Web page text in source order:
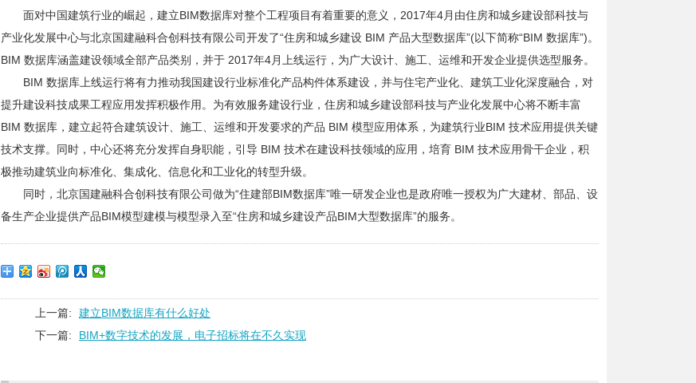
面对中国建筑行业的崛起，建立BIM数据库对整个工程项目有着重要的意义，2017年4月由住房和城乡建设部科技与
产业化发展中心与北京国建融科合创科技有限公司开发了“住房和城乡建设 BIM 产品大型数据库”(以下简称“BIM 数据库”)。
BIM 数据库涵盖建设领域全部产品类别，并于 2017年4月上线运行，为广大设计、施工、运维和开发企业提供选型服务。
BIM 数据库上线运行将有力推动我国建设行业标准化产品构件体系建设，并与住宅产业化、建筑工业化深度融合，对
提升建设科技成果工程应用发挥积极作用。为有效服务建设行业，住房和城乡建设部科技与产业化发展中心将不断丰富
BIM 数据库，建立起符合建筑设计、施工、运维和开发要求的产品 BIM 模型应用体系，为建筑行业BIM 技术应用提供关键
技术支撑。同时，中心还将充分发挥自身职能，引导 BIM 技术在建设科技领域的应用，培育 BIM 技术应用骨干企业，积
极推动建筑业向标准化、集成化、信息化和工业化的转型升级。
同时，北京国建融科合创科技有限公司做为“住建部BIM数据库”唯一研发企业也是政府唯一授权为广大建材、部品、设
备生产企业提供产品BIM模型建模与模型录入至“住房和城乡建设产品BIM大型数据库”的服务。
上一篇:
建立BIM数据库有什么好处
下一篇:
BIM+数字技术的发展，电子招标将在不久实现